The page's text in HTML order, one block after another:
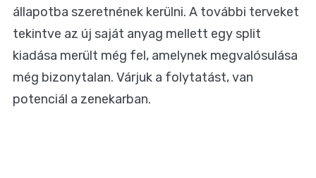
állapotba szeretnének kerülni. A további terveket
tekintve az új saját anyag mellett egy split
kiadása merült még fel, amelynek megvalósulása
még bizonytalan. Várjuk a folytatást, van
potenciál a zenekarban.